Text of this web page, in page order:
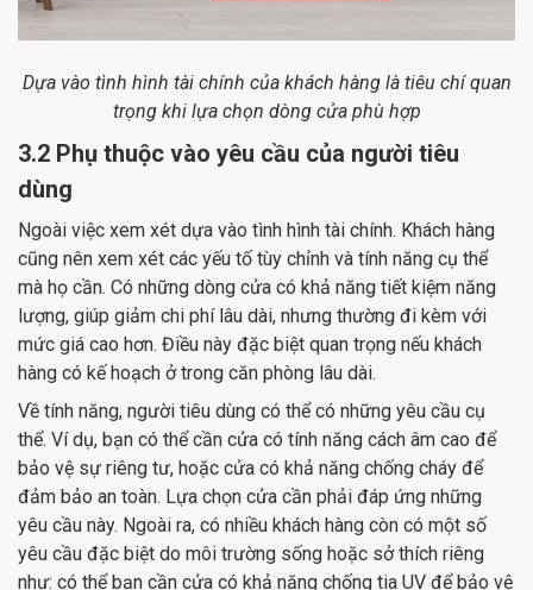
Dựa vào tình hình tài chính của khách hàng là tiêu chí quan
trọng khi lựa chọn dòng cửa phù hợp
3.2 Phụ thuộc vào yêu cầu của người tiêu
dùng
Ngoài việc xem xét dựa vào tình hình tài chính. Khách hàng
cũng nên xem xét các yếu tố tùy chỉnh và tính năng cụ thể
mà họ cần. Có những dòng cửa có khả năng tiết kiệm năng
lượng, giúp giảm chi phí lâu dài, nhưng thường đi kèm với
mức giá cao hơn. Điều này đặc biệt quan trọng nếu khách
hàng có kế hoạch ở trong căn phòng lâu dài.
Về tính năng, người tiêu dùng có thể có những yêu cầu cụ
thể. Ví dụ, bạn có thể cần cửa có tính năng cách âm cao để
bảo vệ sự riêng tư, hoặc cửa có khả năng chống cháy để
đảm bảo an toàn. Lựa chọn cửa cần phải đáp ứng những
yêu cầu này. Ngoài ra, có nhiều khách hàng còn có một số
yêu cầu đặc biệt do môi trường sống hoặc sở thích riêng
như: có thể bạn cần cửa có khả năng chống tia UV để bảo vệ